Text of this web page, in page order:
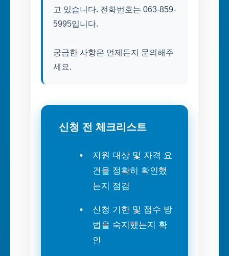
고 있습니다. 전화번호는 063-859-
5995입니다.
궁금한 사항은 언제든지 문의해주
세요.
신청 전 체크리스트
지원 대상 및 자격 요
건을 정확히 확인했
는지 점검
신청 기한 및 접수 방
법을 숙지했는지 확
인